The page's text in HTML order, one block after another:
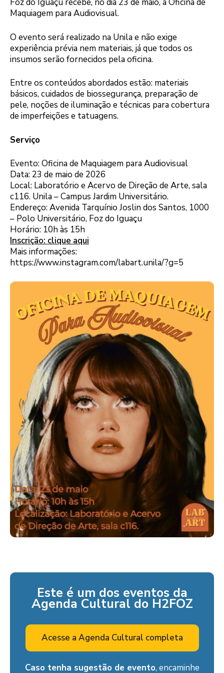
Foz do Iguaçu recebe, no dia 23 de maio, a Oficina de
Maquiagem para Audiovisual.
O evento será realizado na Unila e não exige
experiência prévia nem materiais, já que todos os
insumos serão fornecidos pela oficina.
Entre os conteúdos abordados estão: materiais
básicos, cuidados de biossegurança, preparação de
pele, noções de iluminação e técnicas para cobertura
de imperfeições e tatuagens.
Serviço
Evento: Oficina de Maquiagem para Audiovisual
Data: 23 de maio de 2026
Local: Laboratório e Acervo de Direção de Arte, sala
c116. Unila – Campus Jardim Universitário.
Endereço: Avenida Tarquínio Joslin dos Santos, 1000
– Polo Universitário, Foz do Iguaçu
Horário: 10h às 15h
Inscrição: clique aqui
Mais informações:
https://www.instagram.com/labart.unila/?g=5
Este é um dos eventos da
Agenda Cultural do H2FOZ
Acesse a Agenda Cultural completa
Caso tenha sugestão de evento, encaminhe